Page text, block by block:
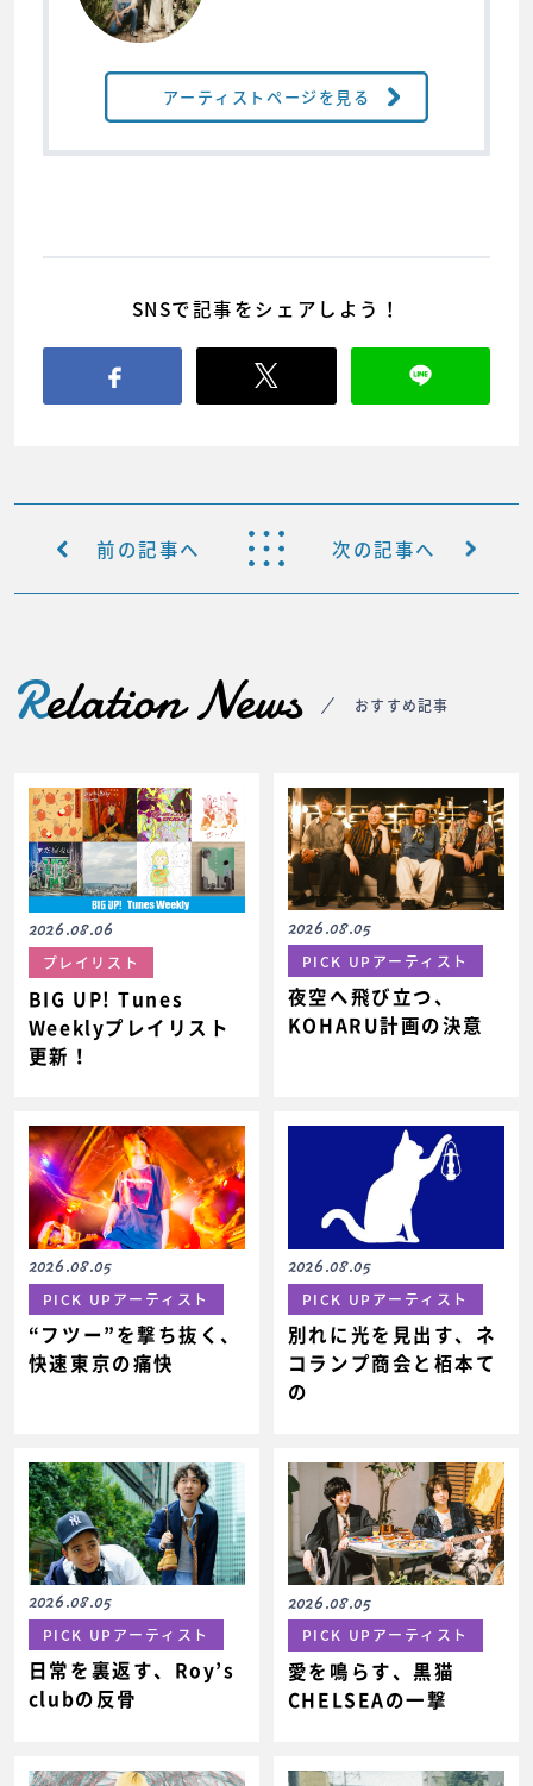
アーティストページを見る
SNSで記事をシェアしよう！
前の記事へ 次の記事へ
Relation News おすすめ記事
2026.08.06
プレイリスト
BIG UP! Tunes
Weeklyプレイリスト
更新！
2026.08.05
PICK UPアーティスト
夜空へ飛び立つ、
KOHARU計画の決意
2026.08.05
PICK UPアーティスト
“フツー”を撃ち抜く、
快速東京の痛快
2026.08.05
PICK UPアーティスト
別れに光を見出す、ネ
コランプ商会と栢本て
の
2026.08.05
PICK UPアーティスト
日常を裏返す、Roy’s
clubの反骨
2026.08.05
PICK UPアーティスト
愛を鳴らす、黒猫
CHELSEAの一撃